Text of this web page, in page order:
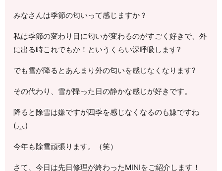
みなさんは季節の匂いって感じますか？
私は季節の変わり目に匂いが変わるのがすごく好きで、外
に出る時これでもか！というくらい深呼吸します?
でも雪が降るとあんまり外の匂いを感じなくなります?
その代わり、雪が降った日の静かな感じが好きです。
降ると除雪は嫌ですが四季を感じなくなるのも嫌ですね
(◞‸◟)
今年も除雪頑張ります。（笑）
さて、今日は先日修理が終わったMINIをご紹介します！